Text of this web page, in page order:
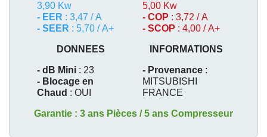
3,90 Kw
- EER : 3,47 / A
- SEER : 5,70 / A+
5,00 Kw
- COP : 3,72 / A
- SCOP : 4,00 / A+
DONNEES
- dB Mini : 23
- Blocage en
Chaud : OUI
INFORMATIONS
- Provenance :
MITSUBISHI
FRANCE
Garantie : 3 ans Pièces / 5 ans Compresseur